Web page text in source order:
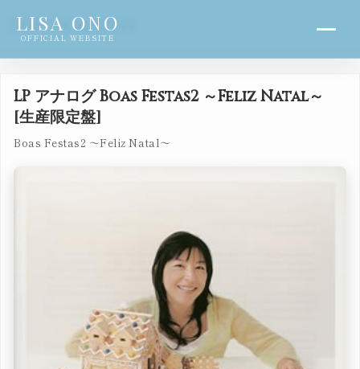
LISA ONO
OFFICIAL WEBSITE
DISCOGRAPHY
LP アナログ Boas Festas2 ～Feliz Natal～
[生産限定盤]
Boas Festas2 ～Feliz Natal～